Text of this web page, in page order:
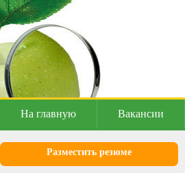
На главную Вакансии
Разместить резюме